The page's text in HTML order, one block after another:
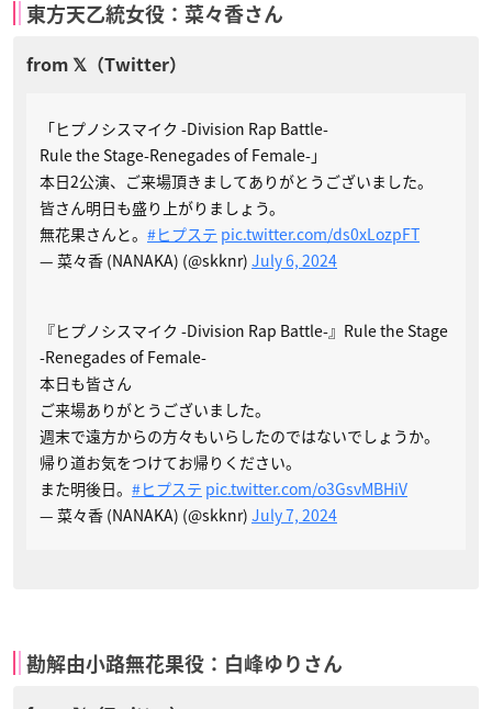
東方天乙統女役：菜々香さん
「ヒプノシスマイク -Division Rap Battle-
Rule the Stage-Renegades of Female-」
本日2公演、ご来場頂きましてありがとうございました。
皆さん明日も盛り上がりましょう。
無花果さんと。 #ヒプステ pic.twitter.com/ds0xLozpFT
— 菜々香 (NANAKA) (@skknr) July 6, 2024
『ヒプノシスマイク -Division Rap Battle-』Rule the Stage
-Renegades of Female-
本日も皆さん
ご来場ありがとうございました。
週末で遠方からの方々もいらしたのではないでしょうか。
帰り道お気をつけてお帰りください。
また明後日。 #ヒプステ pic.twitter.com/o3GsvMBHiV
— 菜々香 (NANAKA) (@skknr) July 7, 2024
勘解由小路無花果役：白峰ゆりさん